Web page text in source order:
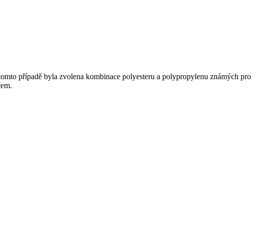
případě byla zvolena kombinace polyesteru a polypropylenu známých pro